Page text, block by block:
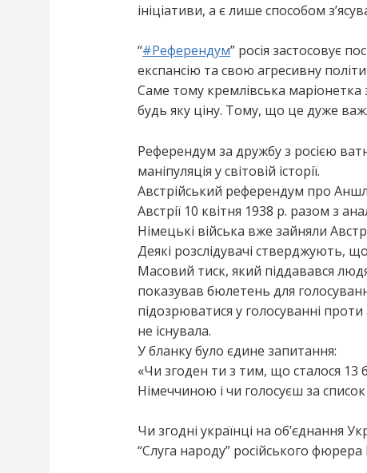
ініціативи, а є лише способом
“#Референдум” росія застосовує
експансію та свою агресивну
Саме тому кремлівська маріонетка
будь яку ціну. Тому, що це дуже
Референдум за дружбу з росією
маніпуляція у світовій історії.
Австрійський референдум про
Австрії 10 квітня 1938 р. разом з
Німецькі війська вже зайняли
Деякі розслідувачі стверджують,
Масовий тиск, який піддавався
показував бюлетень для
підозрюватися у голосуванні
не існувала.
У бланку було єдине запитання:
«Чи згоден ти з тим, що сталося 13
Німеччиною і чи голосуєш за
Чи згодні українці на об’єднання
“Слуга народу” російського фюрера